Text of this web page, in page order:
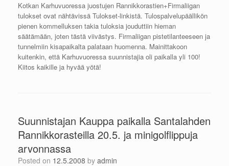
Kotkan Karhuvuoressa juostujen Rannikkorastien+Firmaliigan
tulokset ovat nähtävissä Tulokset-linkistä. Tulospalvelupäällikön
pienen kommelluksen takia tuloksia jouduttiin hieman
säätämään, joten tästä viivästys. Firmaliigan pistetilanteeseen ja
tunnelmiin kisapaikalta palataan huomenna. Mainittakoon
kuitenkin, että Karhuvuoressa suunnistajia oli paikalla yli 100!
Kiitos kaikille ja hyvää yötä!
Suunnistajan Kauppa paikalla Santalahden
Rannikkorasteilla 20.5. ja minigolflippuja
arvonnassa
Posted on 12.5.2008 by admin